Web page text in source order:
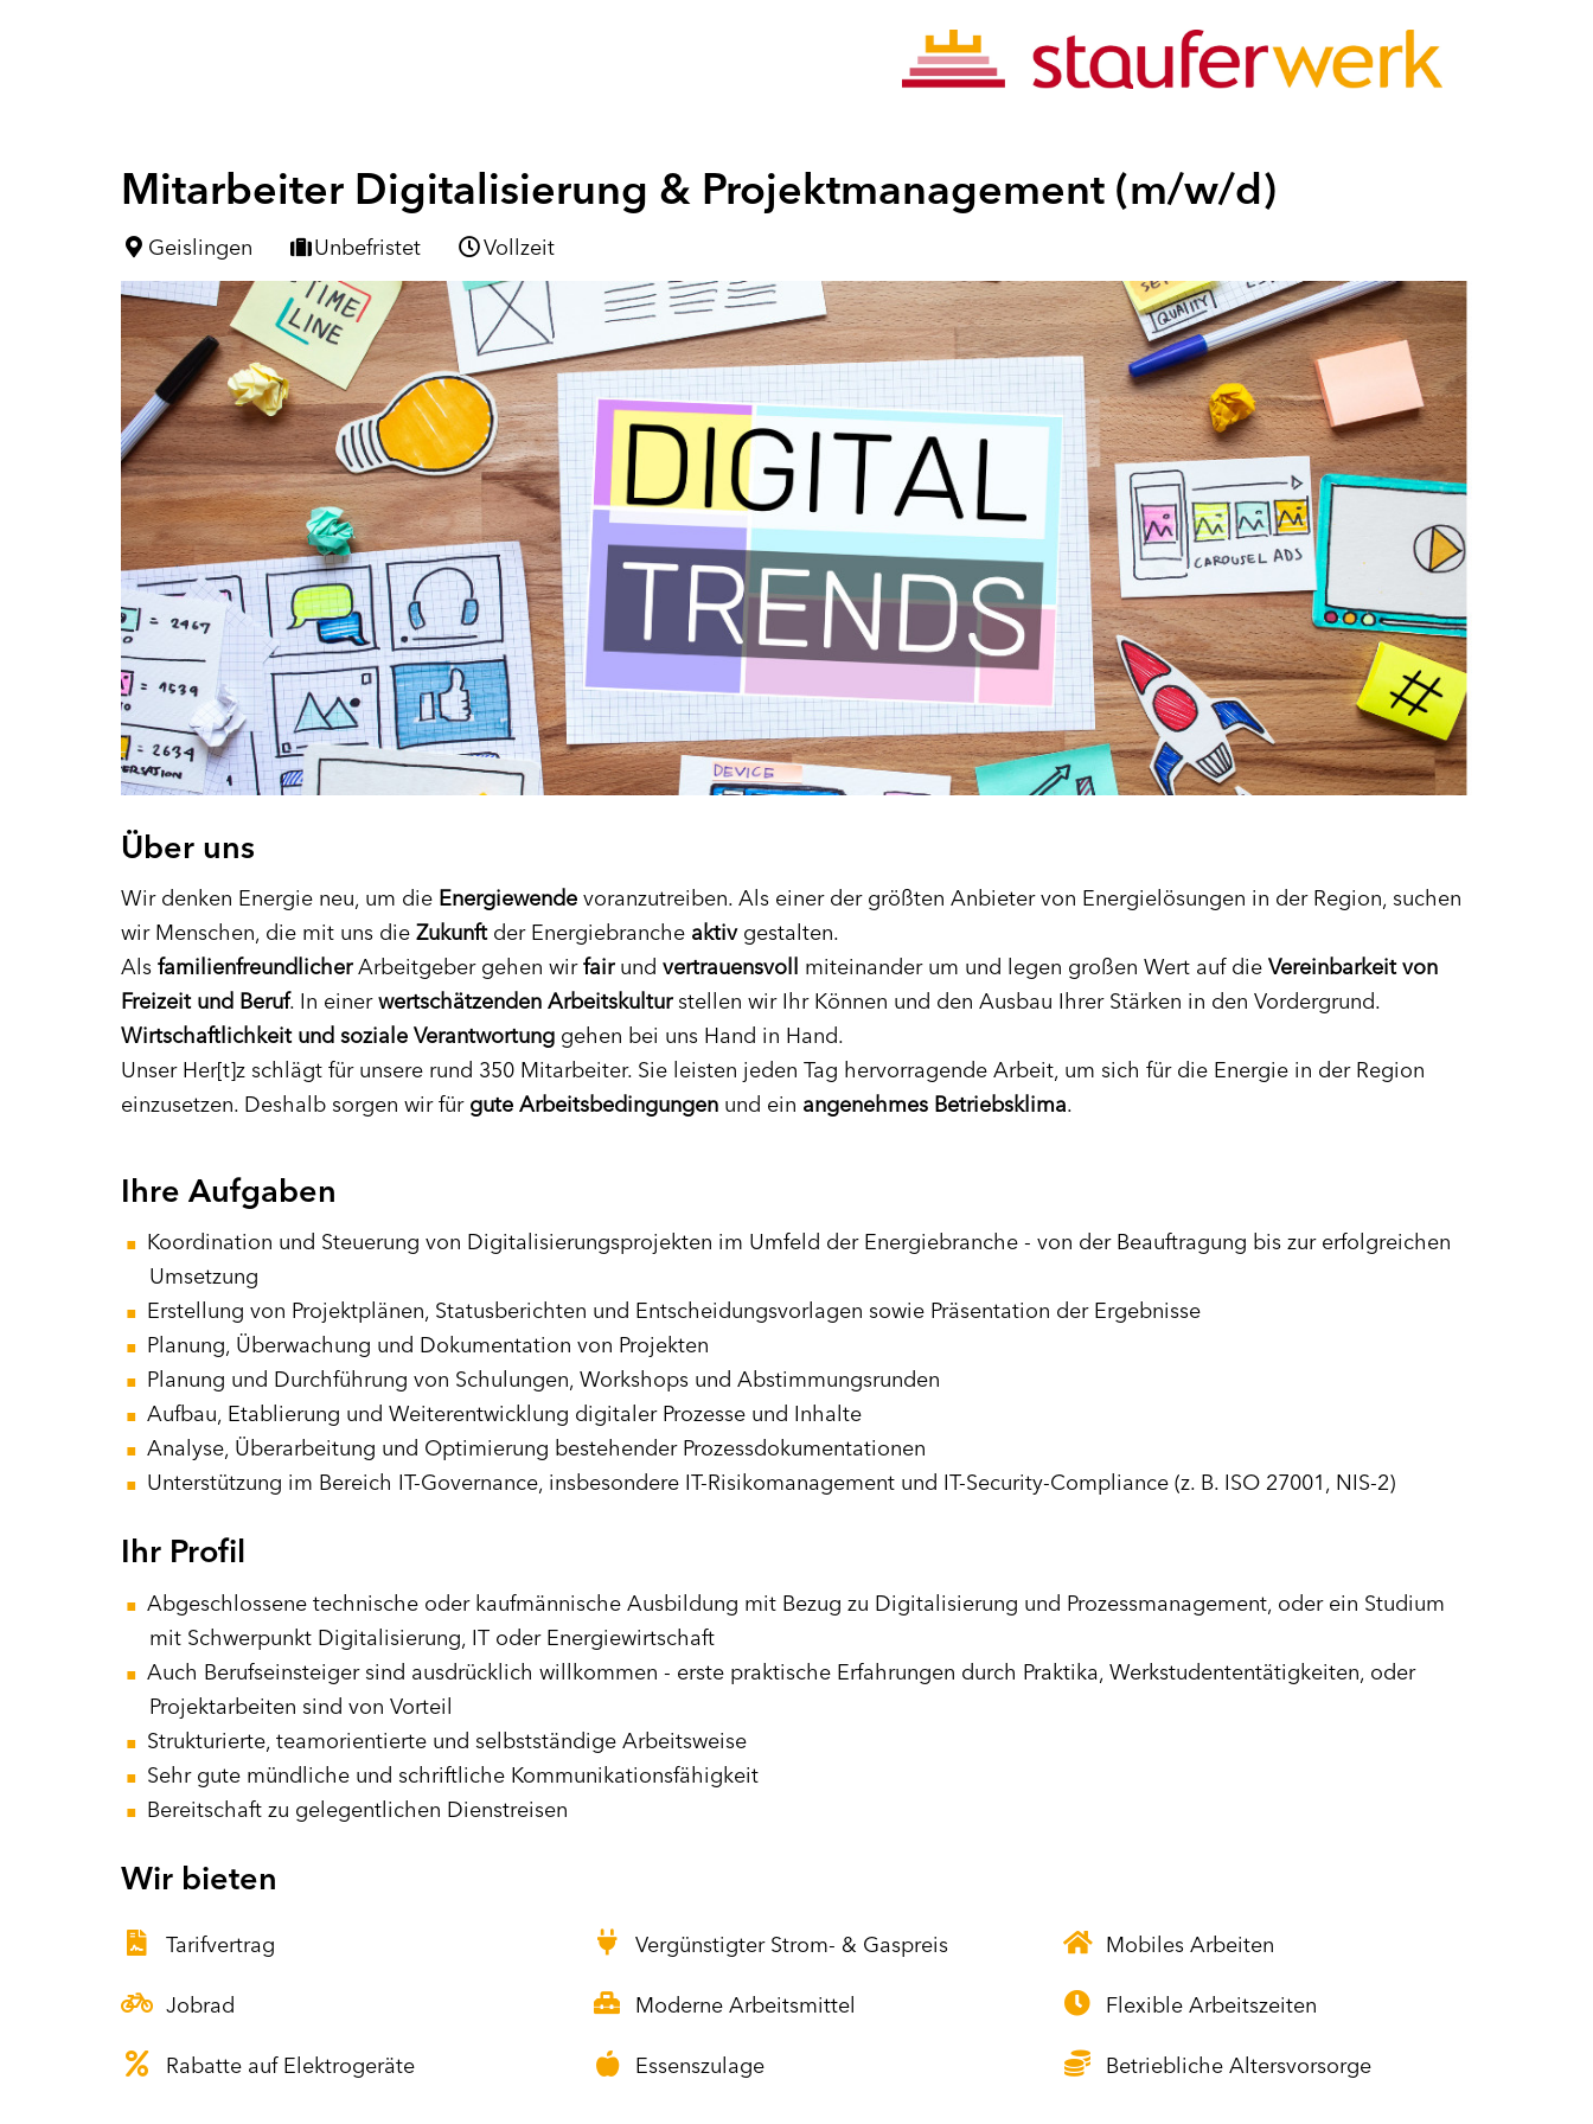
Mitarbeiter Digitalisierung & Projektmanagement (m/w/d)
Geislingen Unbefristet Vollzeit
Über uns
Wir denken Energie neu, um die Energiewende voranzutreiben. Als einer der größten Anbieter von Energielösungen in der Region, suchen
wir Menschen, die mit uns die Zukunftder Energiebranche aktivgestalten.
Als familienfreundlicherArbeitgeber gehen wirfairund vertrauensvoll miteinander um und legen großen Wert auf die Vereinbarkeit von
Freizeit und Beruf. In einerwertschätzenden Arbeitskulturstellen wir Ihr Können und den Ausbau Ihrer Stärken in den Vordergrund.
Wirtschaftlichkeit und soziale Verantwortung gehen bei uns Hand in Hand.
Unser Her[t]z schlägt für unsere rund 350 Mitarbeiter. Sie leisten jeden Tag hervorragende Arbeit, um sich für die Energie in der Region
einzusetzen. Deshalb sorgen wir für gute Arbeitsbedingungen und ein angenehmes Betriebsklima.
Ihre Aufgaben
Koordination und Steuerung von Digitalisierungsprojekten im Umfeld der Energiebranche - von der Beauftragung bis zur erfolgreichen
Umsetzung
Erstellung von Projektplänen, Statusberichten und Entscheidungsvorlagen sowie Präsentation der Ergebnisse
Planung, Überwachung und Dokumentation von Projekten
Planung und Durchführung von Schulungen, Workshops und Abstimmungsrunden
Aufbau, Etablierung und Weiterentwicklung digitaler Prozesse und Inhalte
Analyse, Überarbeitung und Optimierung bestehender Prozessdokumentationen
Unterstützung im Bereich IT-Governance, insbesondere IT-Risikomanagement und IT-Security-Compliance (z. B. ISO 27001, NIS-2)
Ihr Profil
Abgeschlossene technische oder kaufmännische Ausbildung mit Bezug zu Digitalisierung und Prozessmanagement, oder ein Studium
mit Schwerpunkt Digitalisierung, IT oder Energiewirtschaft
Auch Berufseinsteiger sind ausdrücklich willkommen - erste praktische Erfahrungen durch Praktika, Werkstudententätigkeiten, oder
Projektarbeiten sind von Vorteil
Strukturierte, teamorientierte und selbstständige Arbeitsweise
Sehr gute mündliche und schriftliche Kommunikationsfähigkeit
Bereitschaft zu gelegentlichen Dienstreisen
Wir bieten
Tarifvertrag Vergünstigter Strom- & Gaspreis Mobiles Arbeiten
Jobrad Moderne Arbeitsmittel Flexible Arbeitszeiten
Rabatte auf Elektrogeräte Essenszulage Betriebliche Altersvorsorge